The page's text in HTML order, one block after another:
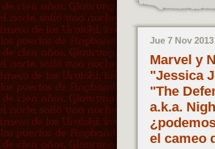
Jue 7 Nov 2013
Marvel y
"Jessica
"The
a.k.a.
el cameo